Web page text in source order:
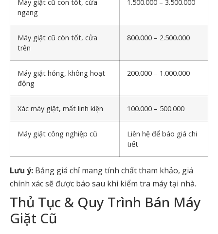
Máy giặt cũ còn tốt, cửa
ngang
1.500.000 – 3.500.000
Máy giặt cũ còn tốt, cửa
trên
800.000 – 2.500.000
Máy giặt hỏng, không hoạt
động
200.000 – 1.000.000
Xác máy giặt, mất linh kiện 100.000 – 500.000
Máy giặt công nghiệp cũ
Liên hệ để báo giá chi
tiết
Lưu ý: Bảng giá chỉ mang tính chất tham khảo, giá
chính xác sẽ được báo sau khi kiểm tra máy tại nhà.
Thủ Tục & Quy Trình Bán Máy
Giặt Cũ